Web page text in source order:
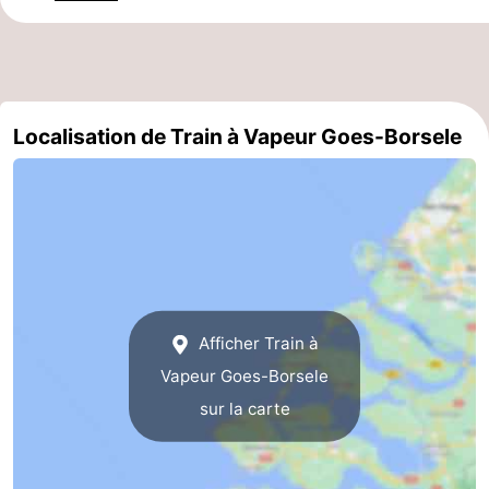
Terrains
-Localisation de Train à Vapeur Goes-Borsele
Afficher Train à
Vapeur Goes-Borsele
sur la carte